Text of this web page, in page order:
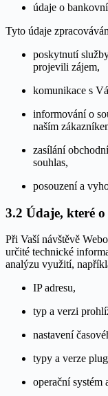
údaje o
Tyto údaje
poskytnutí
projevili zájem,
komunikace s
informování o
naším
zasílání
souhlas,
posouzení a
3.2 Údaje, které
Při Vaší návštěvě
určité technické
analýzu využití,
IP adresu,
typ a verzi
nastavení
typy a verze
operační systém